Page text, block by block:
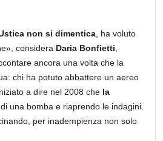
non si dimentica, ha voluto
considera Daria Bonfietti
ancora una volta che la
chi ha potuto abbattere un aereo
a dire nel 2008 che la
una bomba e riaprendo le indagini.
per inadempienza non solo